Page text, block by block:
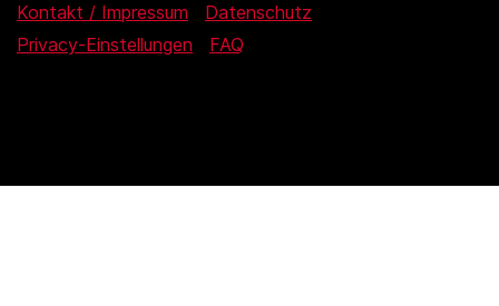
Kontakt / Impressum
Datenschutz
Privacy-Einstellungen
FAQ